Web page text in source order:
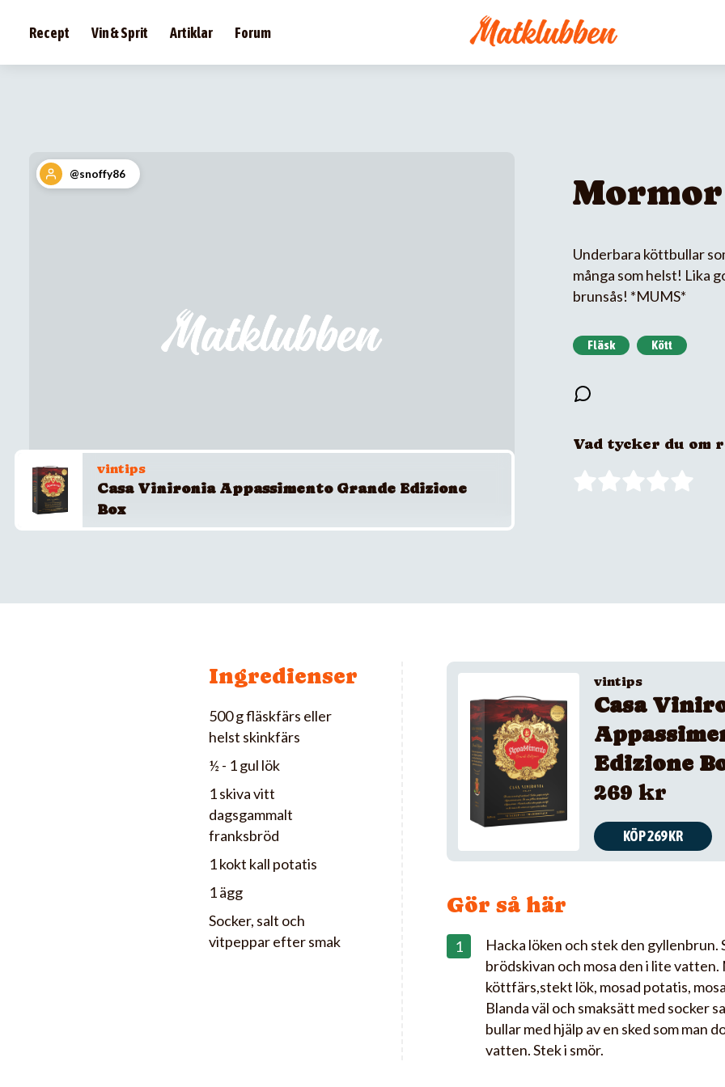
Recept Vin & Sprit Artiklar Forum
@snoffy86
vintips
Casa Vinironia Appassimento Grande Edizione
Box
Underbara köttbullar
många som helst! Lika
brunsås! *MUMS*
Fläsk Kött
Vad tycker du om
Ingredienser
500 g fläskfärs eller
helst skinkfärs
½ - 1 gul lök
1 skiva vitt
dagsgammalt
franksbröd
1 kokt kall potatis
1 ägg
Socker, salt och
vitpeppar efter smak
vintips
Casa
Edizione
269 kr
KÖP 269 KR
Gör så här
Hacka löken och stek den gyllenbrun.
brödskivan och mosa den i lite
köttfärs,stekt lök, mosad potatis,
Blanda väl och smaksätt med socker
bullar med hjälp av en sked som man
vatten. Stek i smör.